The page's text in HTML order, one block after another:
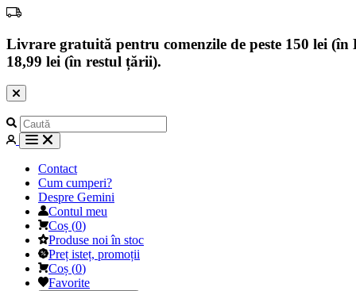
Livrare gratuită pentru comenzile de peste 150 lei
18,99 lei (în restul țării).
Contact
Cum cumperi?
Despre Gemini
Contul meu
Coș (0)
Produse noi în stoc
Preț isteț, promoții
Coș (0)
Favorite